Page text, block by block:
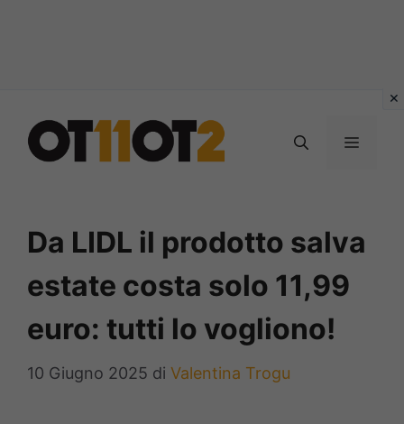
contenuto
MENU
Da LIDL il prodotto salva
estate costa solo 11,99
euro: tutti lo vogliono!
10 Giugno 2025 di Valentina Trogu